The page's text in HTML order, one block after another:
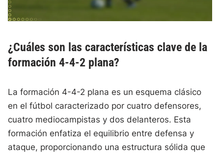
¿Cuáles son las características clave de la
formación 4-4-2 plana?
La formación 4-4-2 plana es un esquema clásico
en el fútbol caracterizado por cuatro defensores,
cuatro mediocampistas y dos delanteros. Esta
formación enfatiza el equilibrio entre defensa y
ataque, proporcionando una estructura sólida que